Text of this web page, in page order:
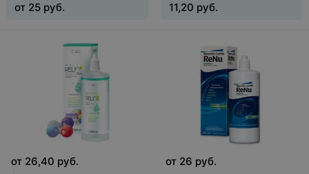
от 25 руб. 11,20 руб.
от 26,40 руб. от 26 руб.